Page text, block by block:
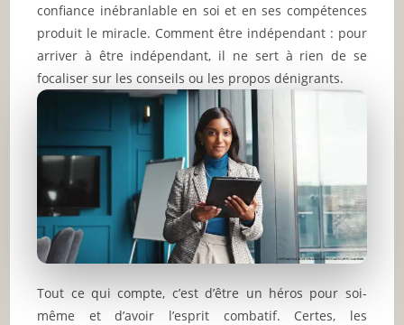
confiance inébranlable en soi et en ses compétences
produit le miracle. Comment être indépendant : pour
arriver à être indépendant, il ne sert à rien de se
focaliser sur les conseils ou les propos dénigrants.
Tout ce qui compte, c’est d’être un héros pour soi-
même et d’avoir l’esprit combatif. Certes, les